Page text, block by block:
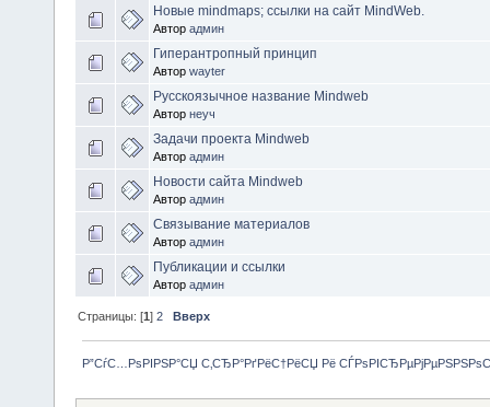
Новые mindmaps; cсылки на сайт MindWeb.
Автор админ
Гиперантропный принцип
Автор wayter
Русскоязычное название Mindweb
Автор неуч
Задачи проекта Mindweb
Автор админ
Новости сайта Mindweb
Автор админ
Связывание материалов
Автор админ
Публикации и ссылки
Автор админ
Страницы: [1]2 Вверх
Р”СѓС…РѕРІРЅР°СЏ С‚СЂР°РґРёС†РёСЏ Рё